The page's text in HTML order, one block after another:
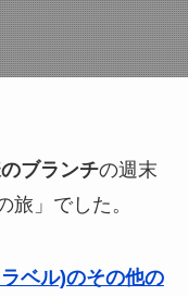
ブランチの週末
旅」でした。
ベル)のその他の